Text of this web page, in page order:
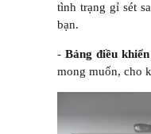
tình trạng gỉ sét
bạn.
- Bảng điều khiển
mong muốn, cho